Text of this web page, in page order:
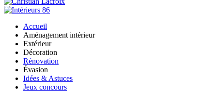
Accueil
Aménagement intérieur
Extérieur
Décoration
Rénovation
Évasion
Idées & Astuces
Jeux concours